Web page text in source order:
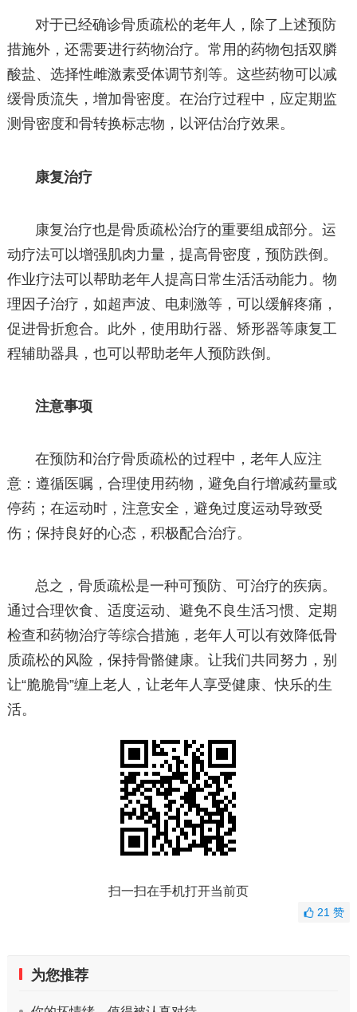
对于已经确诊骨质疏松的老年人，除了上述预防
措施外，还需要进行药物治疗。常用的药物包括双膦
酸盐、选择性雌激素受体调节剂等。这些药物可以减
缓骨质流失，增加骨密度。在治疗过程中，应定期监
测骨密度和骨转换标志物，以评估治疗效果。
康复治疗
康复治疗也是骨质疏松治疗的重要组成部分。运
动疗法可以增强肌肉力量，提高骨密度，预防跌倒。
作业疗法可以帮助老年人提高日常生活活动能力。物
理因子治疗，如超声波、电刺激等，可以缓解疼痛，
促进骨折愈合。此外，使用助行器、矫形器等康复工
程辅助器具，也可以帮助老年人预防跌倒。
注意事项
在预防和治疗骨质疏松的过程中，老年人应注
意：遵循医嘱，合理使用药物，避免自行增减药量或
停药；在运动时，注意安全，避免过度运动导致受
伤；保持良好的心态，积极配合治疗。
总之，骨质疏松是一种可预防、可治疗的疾病。
通过合理饮食、适度运动、避免不良生活习惯、定期
检查和药物治疗等综合措施，老年人可以有效降低骨
质疏松的风险，保持骨骼健康。让我们共同努力，别
让“脆脆骨”缠上老人，让老年人享受健康、快乐的生
活。
扫一扫在手机打开当前页
21赞
为您推荐